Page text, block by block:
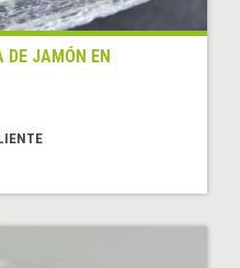
DE JAMÓN EN